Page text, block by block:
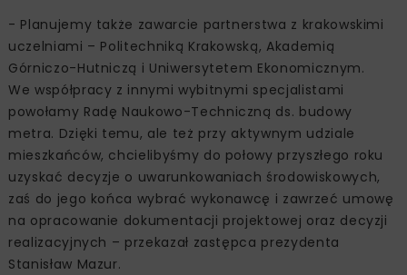
- Planujemy także zawarcie partnerstwa z krakowskimi
uczelniami – Politechniką Krakowską, Akademią
Górniczo-Hutniczą i Uniwersytetem Ekonomicznym.
We współpracy z innymi wybitnymi specjalistami
powołamy Radę Naukowo-Techniczną ds. budowy
metra. Dzięki temu, ale też przy aktywnym udziale
mieszkańców, chcielibyśmy do połowy przyszłego roku
uzyskać decyzje o uwarunkowaniach środowiskowych,
zaś do jego końca wybrać wykonawcę i zawrzeć umowę
na opracowanie dokumentacji projektowej oraz decyzji
realizacyjnych – przekazał zastępca prezydenta
Stanisław Mazur.